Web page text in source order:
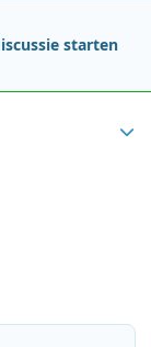
starten